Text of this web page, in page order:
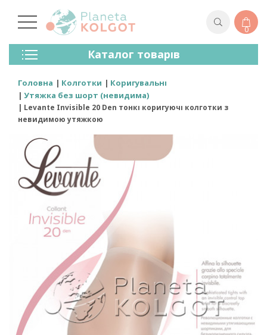
0
Каталог товарів
Колготки
Панчохи
Лосини (легінси)
Шкарпетки Та Гольфи
Спортивний Одяг
Для Чоловіків
Для Дітей
Бренди
Головна Колготки
Коригувальні
Утяжка без шорт (невидима)
Levante Invisible 20 Den тонкі коригуючі колготки з
невидимою утяжкою